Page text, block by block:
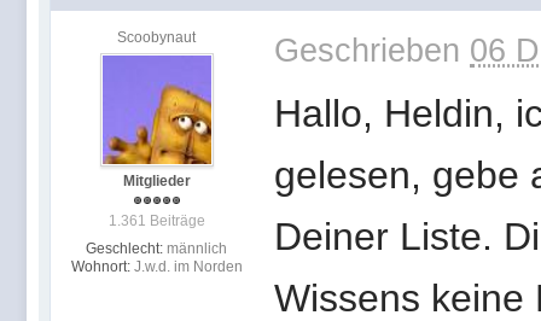
Scoobynaut
Mitglieder
1.361 Beiträge
Geschlecht: männlich
Wohnort: J.w.d. im Norden
Geschrieben 06
Hallo, Heldin,
gelesen, gebe
Deiner Liste.
Wissens keine